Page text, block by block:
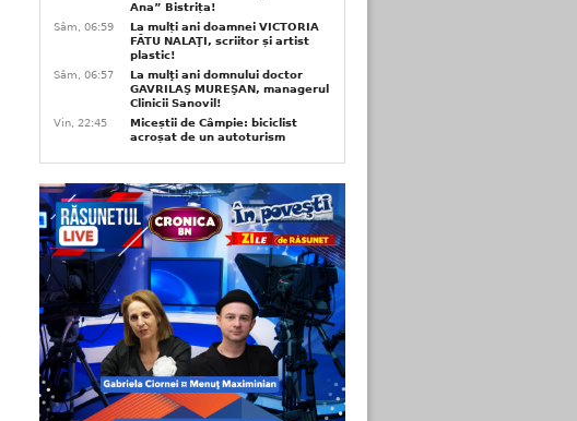
Ana” Bistrița!
Sâm, 06:59
La mulți ani doamnei VICTORIA
FĂTU NALAŢI, scriitor și artist
plastic!
Sâm, 06:57
La mulţi ani domnului doctor
GAVRILAŞ MUREŞAN, managerul
Clinicii Sanovil!
Vin, 22:45
Miceștii de Câmpie: biciclist
acroșat de un autoturism